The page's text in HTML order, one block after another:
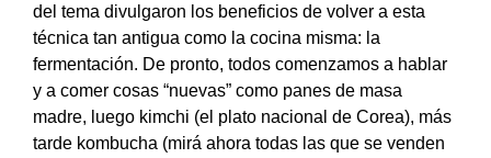
del tema divulgaron los beneficios de volver a esta
técnica tan antigua como la cocina misma: la
fermentación. De pronto, todos comenzamos a hablar
y a comer cosas “nuevas” como panes de masa
madre, luego kimchi (el plato nacional de Corea), más
tarde kombucha (mirá ahora todas las que se venden